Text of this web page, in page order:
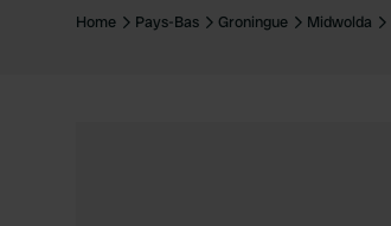
France
Home Pays-Bas Groningue Midwolda